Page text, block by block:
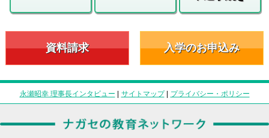
資料請求 入学のお申込み
永瀬昭幸 理事長インタビュー | サイトマップ| プライバシー・ポリシー